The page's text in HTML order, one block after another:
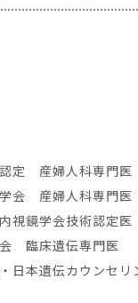
定 産婦人科専門医
会 産婦人科専門医
視鏡学会技術認定医
臨床遺伝専門医
日本遺伝カウンセ